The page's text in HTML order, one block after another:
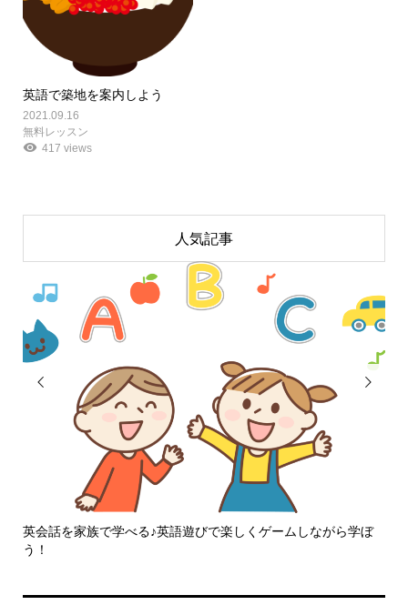
英語で築地を案内しよう
2021.09.16
無料レッスン
417 views
人気記事

英会話を家族で学べる♪英語遊びで楽しくゲームしながら学ぼ
う！
